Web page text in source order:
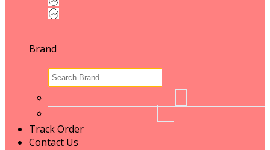
Brand
Track Order
Contact Us